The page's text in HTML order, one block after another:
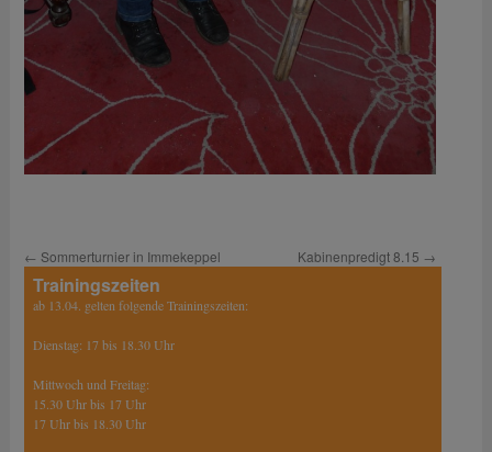
← Sommerturnier in Immekeppel Kabinenpredigt 8.15 →
Trainingszeiten
ab 13.04. gelten folgende Trainingszeiten:
Dienstag: 17 bis 18.30 Uhr
Mittwoch und Freitag:
15.30 Uhr bis 17 Uhr
17 Uhr bis 18.30 Uhr